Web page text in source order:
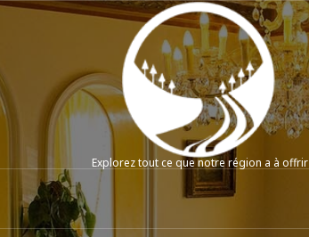
Explorez tout ce que notre région a à offrir